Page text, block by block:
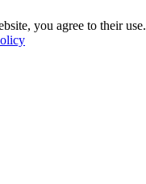
you agree to their use.